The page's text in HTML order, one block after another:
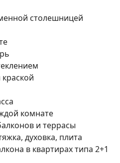
столешницей
комнате
и террасы
духовка, плита
в квартирах типа 2+1